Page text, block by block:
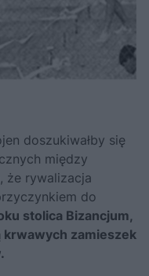
doszukiwałby się
między
że rywalizacja
do
stolica Bizancjum,
krwawych zamieszek